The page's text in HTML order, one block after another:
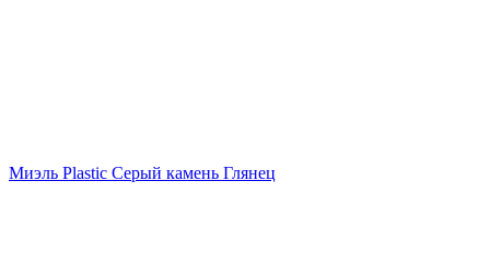
Миэль Plastic Серый камень Глянец